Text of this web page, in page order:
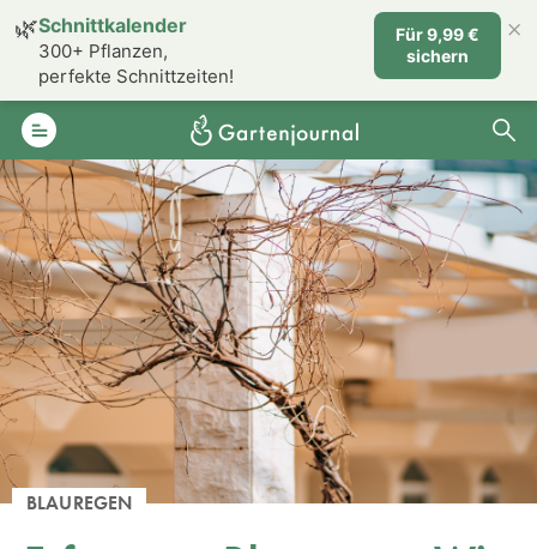
BLAUREGEN
🌿Schnittkalender
300+ Pflanzen,
perfekte Schnittzeiten!
Für 9,99 €
sichern
×